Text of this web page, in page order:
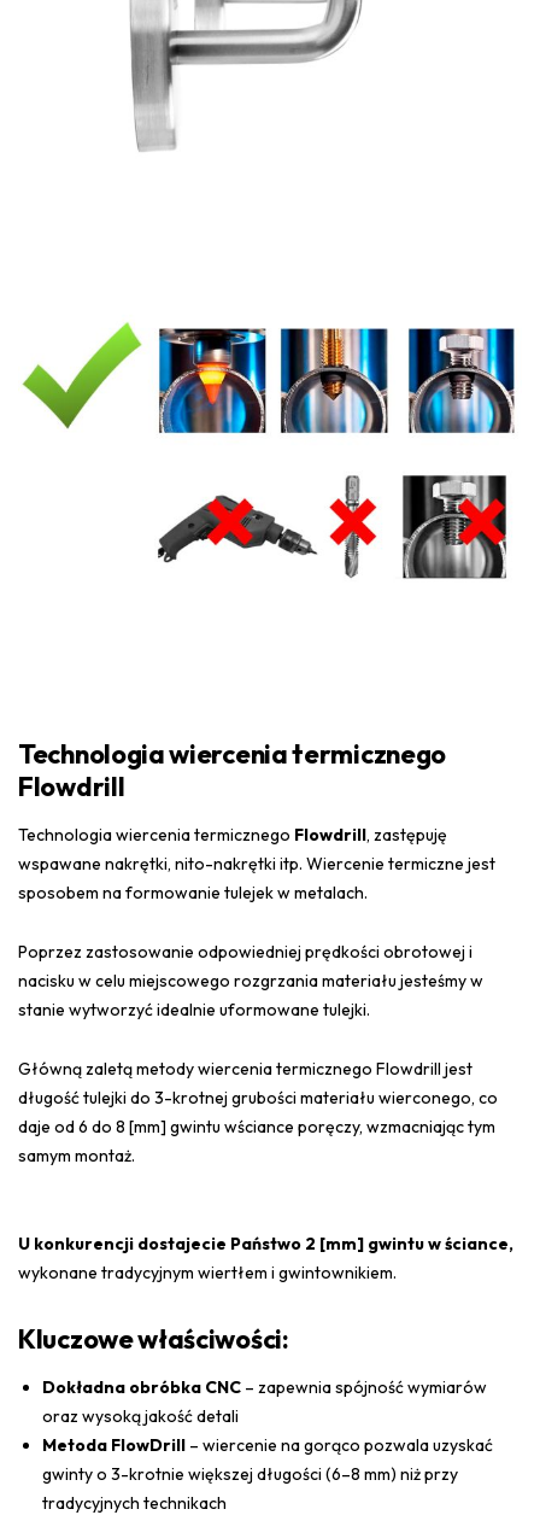
Technologia wiercenia termicznego
Flowdrill
Technologia wiercenia termicznego Flowdrill, zastępuję
wspawane nakrętki, nito-nakrętki itp. Wiercenie termiczne jest
sposobem na formowanie tulejek w metalach.
Poprzez zastosowanie odpowiedniej prędkości obrotowej i
nacisku w celu miejscowego rozgrzania materiału jesteśmy w
stanie wytworzyć idealnie uformowane tulejki.
Główną zaletą metody wiercenia termicznego Flowdrill jest
długość tulejki do 3-krotnej grubości materiału wierconego, co
daje od 6 do 8 [mm] gwintu wściance poręczy, wzmacniając tym
samym montaż.
U konkurencji dostajecie Państwo 2 [mm] gwintu w ściance,
wykonane tradycyjnym wiertłem i gwintownikiem.
Kluczowe właściwości:
Dokładna obróbka CNC – zapewnia spójność wymiarów
oraz wysoką jakość detali
Metoda FlowDrill – wiercenie na gorąco pozwala uzyskać
gwinty o 3-krotnie większej długości (6–8 mm) niż przy
tradycyjnych technikach